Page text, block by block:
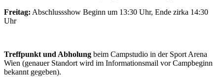
Freitag: Abschlussshow Beginn um 13:30 Uhr, Ende zirka 14:30
Uhr
Treffpunkt und Abholung beim Campstudio in der Sport Arena
Wien (genauer Standort wird im Informationsmail vor Campbeginn
bekannt gegeben).